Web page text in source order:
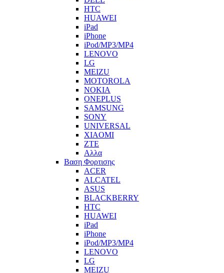
HTC
HUAWEI
iPad
iPhone
iPod/MP3/MP4
LENOVO
LG
MEIZU
MOTOROLA
NOKIA
ONEPLUS
SAMSUNG
SONY
UNIVERSAL
XIAOMI
ZTE
Αλλα
Βαση Φορτισης
ACER
ALCATEL
ASUS
BLACKBERRY
HTC
HUAWEI
iPad
iPhone
iPod/MP3/MP4
LENOVO
LG
MEIZU